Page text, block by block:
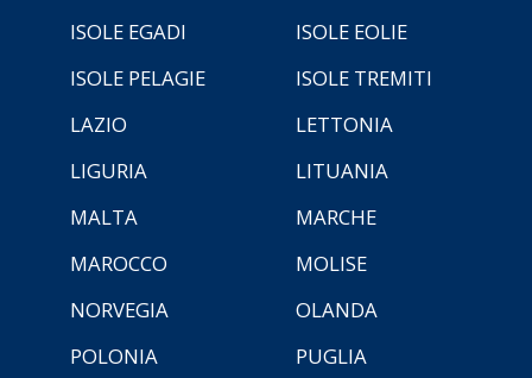
ISOLE EGADI
ISOLE EOLIE
ISOLE PELAGIE
ISOLE TREMITI
LAZIO
LETTONIA
LIGURIA
LITUANIA
MALTA
MARCHE
MAROCCO
MOLISE
NORVEGIA
OLANDA
POLONIA
PUGLIA